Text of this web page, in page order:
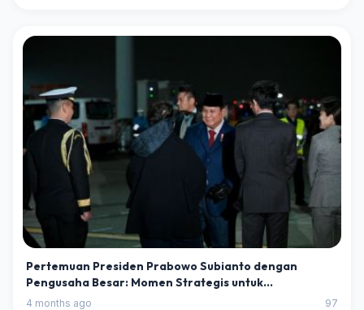
Pertemuan Presiden Prabowo Subianto dengan
Pengusaha Besar: Momen Strategis untuk
Perekonomian Nasional
4 months ago 97